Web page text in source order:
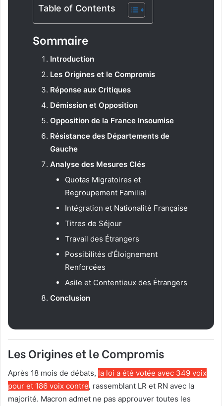
Table of Contents
Sommaire
Introduction
Les Origines et le Compromis
Réponse aux Critiques
Démission et Opposition
Opposition de la France Insoumise
Résistance des Départements de
Gauche
Analyse des Mesures Clés
Quotas Migratoires et
Regroupement Familial
Intégration et Nationalité Française
Titres de Séjour
Travail des Étrangers
Possibilités d’Éloignement
Renforcées
Asile et Contentieux des Étrangers
Conclusion
Les Origines et le Compromis
Après 18 mois de débats, la loi a été votée avec 349 voix
pour et 186 voix contre, rassemblant LR et RN avec la
majorité. Macron admet ne pas approuver toutes les